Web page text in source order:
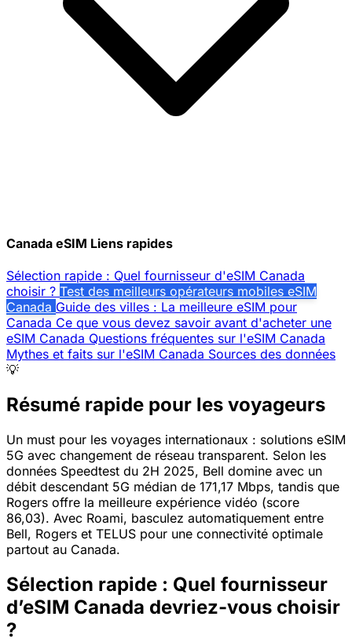
Canada eSIM Liens rapides
Sélection rapide : Quel fournisseur d'eSIM Canada
choisir ? Test des meilleurs opérateurs mobiles eSIM
Canada Guide des villes : La meilleure eSIM pour
Canada Ce que vous devez savoir avant d'acheter une
eSIM Canada Questions fréquentes sur l'eSIM Canada
Mythes et faits sur l'eSIM Canada Sources des données
💡
Résumé rapide pour les voyageurs
Un must pour les voyages internationaux : solutions eSIM
5G avec changement de réseau transparent. Selon les
données Speedtest du 2H 2025, Bell domine avec un
débit descendant 5G médian de 171,17 Mbps, tandis que
Rogers offre la meilleure expérience vidéo (score
86,03). Avec Roami, basculez automatiquement entre
Bell, Rogers et TELUS pour une connectivité optimale
partout au Canada.
Sélection rapide : Quel fournisseur
d’eSIM Canada devriez-vous choisir
?